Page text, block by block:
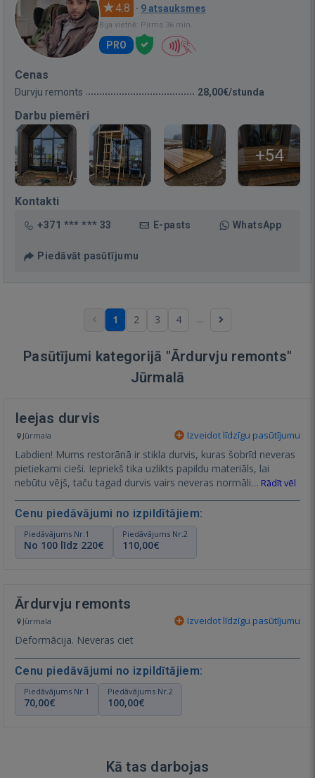
4.8 · 9 atsauksmes
Bija vietnē: Pirms 36 min.
PRO
Cenas
Durvju remonts 28,00€/stunda
Darbu piemēri
+54
Kontakti
+371 *** *** 33 E-pasts WhatsApp
Piedāvāt pasūtījumu
1 2 3 4 ...
Pasūtījumi kategorijā "Ārdurvju remonts"
Jūrmalā
Ieejas durvis
Jūrmala Izveidot līdzīgu pasūtījumu
Labdien! Mums restorānā ir stikla durvis, kuras šobrīd neveras
pietiekami cieši. Iepriekš tika uzlikts papildu materiāls, lai
nebūtu vējš, taču tagad durvis vairs neveras normāli… Rādīt vēl
Cenu piedāvājumi no izpildītājiem:
Piedāvājums Nr.1
No 100 līdz 220€
Piedāvājums Nr.2
110,00€
Ārdurvju remonts
Jūrmala Izveidot līdzīgu pasūtījumu
Deformācija. Neveras ciet
Cenu piedāvājumi no izpildītājiem:
Piedāvājums Nr.1
70,00€
Piedāvājums Nr.2
100,00€
Kā tas darbojas